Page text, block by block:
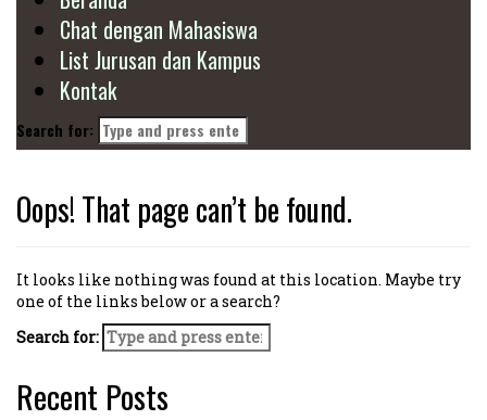
Chat dengan Mahasiswa
List Jurusan dan Kampus
Kontak
Search for:
Oops! That page can’t be found.
It looks like nothing was found at this location. Maybe try
one of the links below or a search?
Search for:
Recent Posts